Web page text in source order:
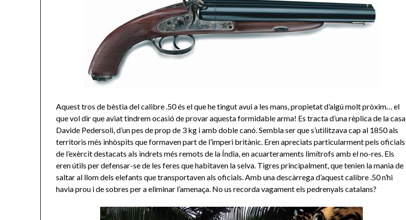
Aquest tros de bèstia del calibre .50 és el que he tingut avui a les mans, propietat d’algú molt pròxim… el
que vol dir que aviat tindrem ocasió de provar aquesta formidable arma! Es tracta d’una rèplica de la casa
Davide Pedersoli, d’un pes de prop de 3 kg i amb doble canó. Sembla ser que s’utilitzava cap al 1850 als
territoris més inhòspits que formaven part de l’imperi britànic. Eren apreciats particularment pels oficials
de l’exèrcit destacats als indrets més remots de la Índia, en acuarteraments limítrofs amb el no-res. Els
eren útils per defensar-se de les feres que habitaven la selva. Tigres principalment, que tenien la mania de
saltar al llom dels elefants que transportaven als oficials. Amb una descàrrega d’aquest calibre .50 n’hi
havia prou i de sobres per a eliminar l’amenaça. No us recorda vagament els pedrenyals catalans?